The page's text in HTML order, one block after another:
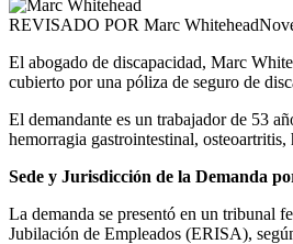
REVISADO POR Marc Whitehead
El abogado de discapacidad, Marc
cubierto por una póliza de seguro de
El demandante es un trabajador de 53
hemorragia gastrointestinal,
Sede y Jurisdicción de la Demanda
La demanda se presentó en un tribunal
Jubilación de Empleados (ERISA),